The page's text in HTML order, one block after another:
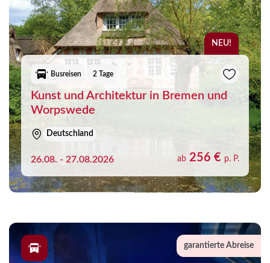
NEU!
Busreisen 2 Tage
Kunst und Architektur in Bremen und
Worpswede
Deutschland
26.08. - 27.08.2026 ab 256 € p. P.
garantierte Abreise